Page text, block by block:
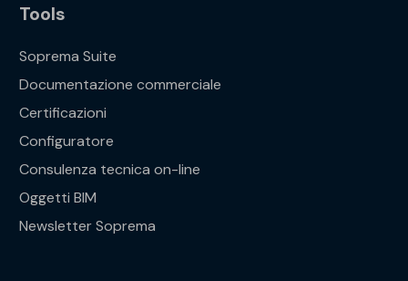
Tools
Soprema Suite
Documentazione commerciale
Certificazioni
Configuratore
Consulenza tecnica on-line
Oggetti BIM
Newsletter Soprema